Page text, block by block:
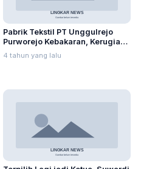
Pabrik Tekstil PT Unggulrejo
Purworejo Kebakaran, Kerugian
Capai Puluhan Juta Rupiah
4 tahun yang lalu